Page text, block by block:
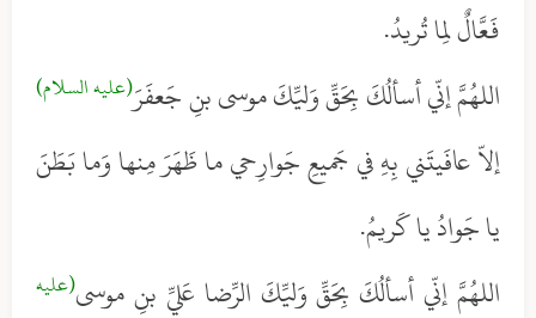
فَعَّالٌ لِما تُريدُ.
اللهُمَّ إنّي أسألُكَ بِحَقِّ وَليِّكَ موسى بنِ جَعفَرَ(عليه السلام)
إلاّ عافَيتَني بِهِ في جَميعِ جَوارِحي ما ظَهَرَ مِنها وَما بَطَنَ
يا جَوادُ يا كَريمُ.
اللهُمَّ إنّي أسألُكَ بِحَقِّ وَليِّكَ الرِّضا عَليِّ بنِ موسى(عليه